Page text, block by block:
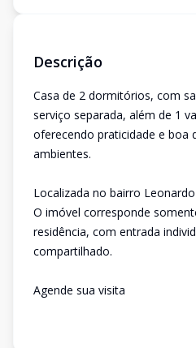
Descrição
Casa de 2 dormitórios, com
serviço separada, além de 1
oferecendo praticidade e boa
ambientes.
Localizada no bairro
O imóvel corresponde
residência, com entrada
compartilhado.
Agende sua visita